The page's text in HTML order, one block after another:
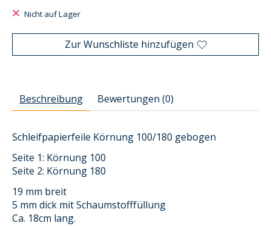
Nicht auf Lager
Zur Wunschliste hinzufügen
Beschreibung Bewertungen (0)
Schleifpapierfeile Körnung 100/180 gebogen
Seite 1: Körnung 100
Seite 2: Körnung 180
19 mm breit
5 mm dick mit Schaumstofffüllung
Ca. 18cm lang.